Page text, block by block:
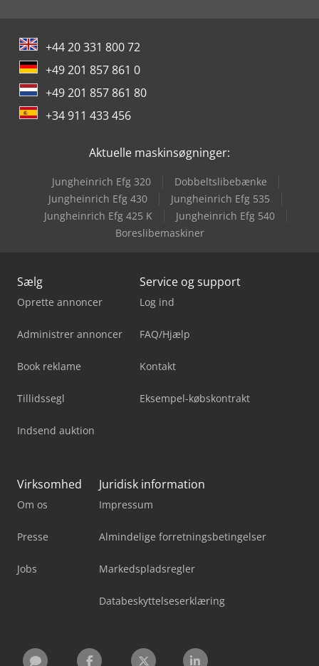
+44 20 331 800 72
+49 201 857 861 0
+49 201 857 861 80
+34 911 433 456
Aktuelle maskinsøgninger:
Jungheinrich Efg 320
Dobbeltslibebænke
Jungheinrich Efg 430
Jungheinrich Efg 535
Jungheinrich Efg 425 K
Jungheinrich Efg 540
Boreslibemaskiner
Sælg
Oprette annoncer
Administrer annoncer
Book reklame
Tillidssegl
Indsend auktion
Service og support
Log ind
FAQ/Hjælp
Kontakt
Eksempel-købskontrakt
Virksomhed
Om os
Presse
Jobs
Juridisk information
Impressum
Almindelige forretningsbetingelser
Markedspladsregler
Databeskyttelseserklæring